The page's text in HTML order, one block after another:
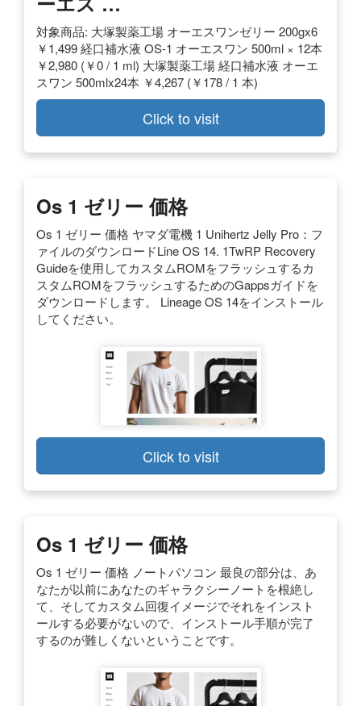
対象商品: 大塚製薬工場 オーエスワンゼリー 200gx6
￥1,499 経口補水液 OS-1 オーエスワン 500ml × 12本
￥2,980 (￥0 / 1 ml) 大塚製薬工場 経口補水液 オーエ
スワン 500mlx24本 ￥4,267 (￥178 / 1 本)
Click to visit
Os 1 ゼリー 価格
Os 1 ゼリー 価格 ヤマダ電機 1 Unihertz Jelly Pro：フ
ァイルのダウンロードLine OS 14. 1TwRP Recovery
Guideを使用してカスタムROMをフラッシュするカ
スタムROMをフラッシュするためのGappsガイドを
ダウンロードします。 Lineage OS 14をインストール
してください。
Click to visit
Os 1 ゼリー 価格
Os 1 ゼリー 価格 ノートパソコン 最良の部分は、あ
なたが以前にあなたのギャラクシーノートを根絶し
て、そしてカスタム回復イメージでそれをインスト
ールする必要がないので、インストール手順が完了
するのが難しくないということです。